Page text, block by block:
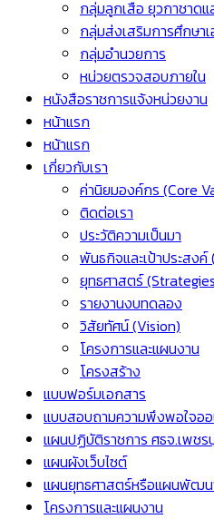
กลุ่มลูกเสือ ยุวกาชาดแ
กลุ่มส่งเสริมการศึกษา
กลุ่มอำนวยการ
หน่วยตรวจสอบภายใน
หนังสือราชการแจ้งหน่วยงาน
หน้าแรก
หน้าแรก
เกี่ยวกับเรา
ค่านิยมองค์กร (Core
ติดต่อเรา
ประวัติความเป็นมา
พันธกิจและเป้าประสงค์
ยุทธศาสตร์
รายงานงบทดลอง
วิสัยทัศน์ (Vision)
โครงการและแผนงาน
โครงสร้าง
แบบฟอร์มเอกสาร
แบบสอบถามความพึงพอใจอ
แผนปฏิบัติราชการ ศธจ.เพชร
แผนผังเว็บไซต์
แผนยุทธศาสตร์หรือแผนพัฒน
โครงการและแผนงาน